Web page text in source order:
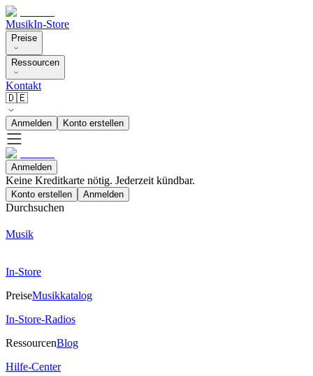
MusikIn-Store
Preise
Ressourcen
Kontakt
🇩🇪
Anmelden Konto erstellen
Anmelden
Keine Kreditkarte nötig. Jederzeit kündbar.
Konto erstellen Anmelden
Durchsuchen
Musik
In-Store
PreiseMusikkatalog
In-Store-Radios
RessourcenBlog
Hilfe-Center